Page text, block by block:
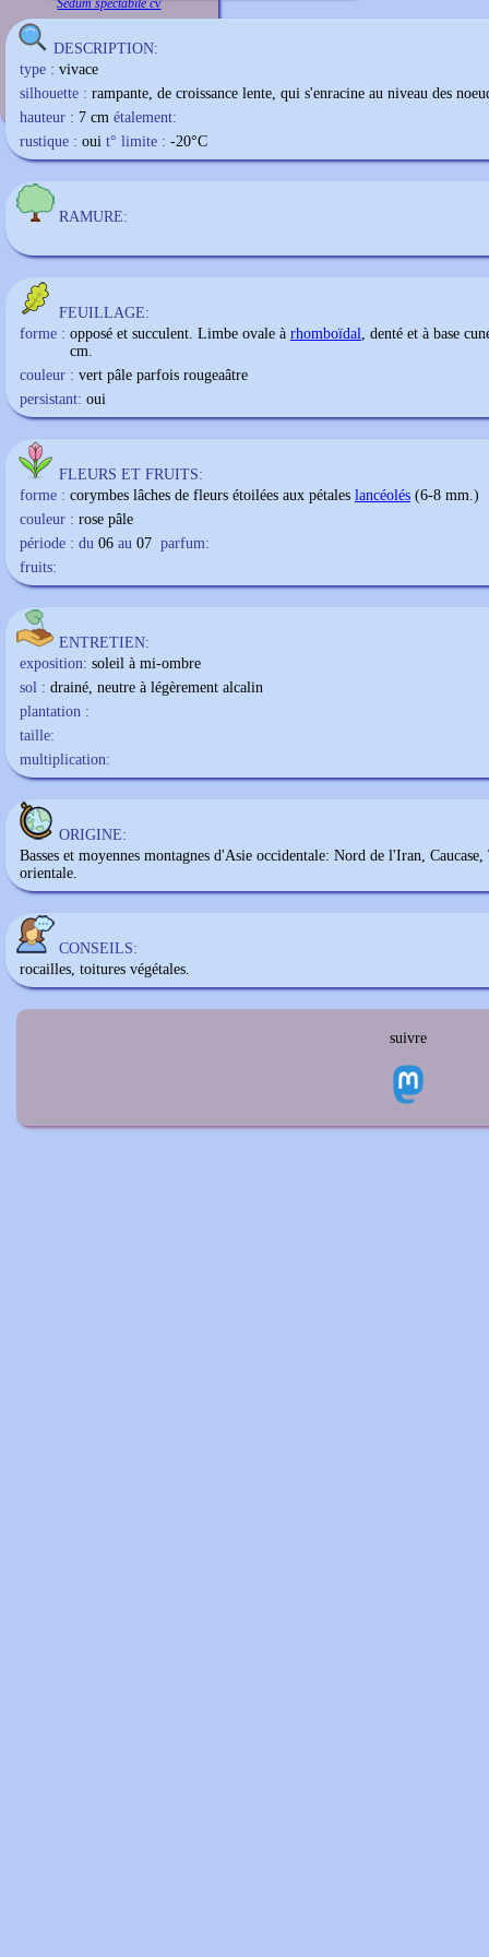
Sedum spectabile cv
DESCRIPTION:
type : vivace
silhouette : rampante, de croissance lente, qui s'enracine au niveau des
hauteur : 7 cm étalement:
rustique : oui t° limite : -20°C
RAMURE:
FEUILLAGE:
forme : opposé et succulent. Limbe ovale à rhomboïdal, denté et à base
cm.
couleur : vert pâle parfois rougeaâtre
persistant: oui
FLEURS ET FRUITS:
forme : corymbes lâches de fleurs étoilées aux pétales lancéolés (6-8 mm.)
couleur : rose pâle
période : du 06 au 07 parfum:
fruits:
ENTRETIEN:
exposition: soleil à mi-ombre
sol : drainé, neutre à légèrement alcalin
plantation :
taille:
multiplication:
ORIGINE:
Basses et moyennes montagnes d'Asie occidentale: Nord de l'Iran,
orientale.
CONSEILS:
rocailles, toitures végétales.
suivre